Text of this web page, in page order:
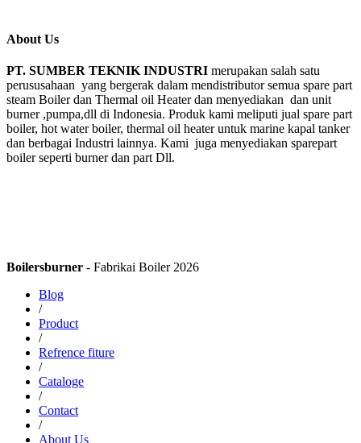
About Us
PT. SUMBER TEKNIK INDUSTRI merupakan salah satu
perususahaan yang bergerak dalam mendistributor semua spare part
steam Boiler dan Thermal oil Heater dan menyediakan dan unit
burner ,pumpa,dll di Indonesia. Produk kami meliputi jual spare part
boiler, hot water boiler, thermal oil heater untuk marine kapal tanker
dan berbagai Industri lainnya. Kami juga menyediakan sparepart
boiler seperti burner dan part Dll.
Boilersburner - Fabrikai Boiler 2026
Blog
/
Product
/
Refrence fiture
/
Cataloge
/
Contact
/
About Us